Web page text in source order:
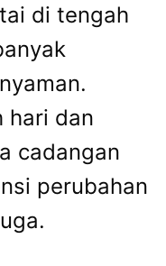
di tengah
hari dan
cadangan
perubahan